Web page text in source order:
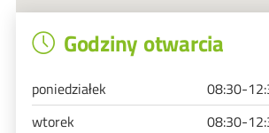
Godziny otwarcia
poniedziałek
08:30-
wtorek
08:30-